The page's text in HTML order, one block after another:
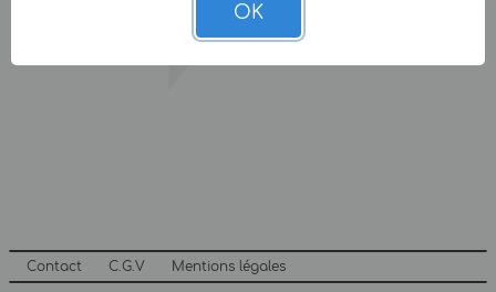
Contact C.G.V Mentions légales
OK